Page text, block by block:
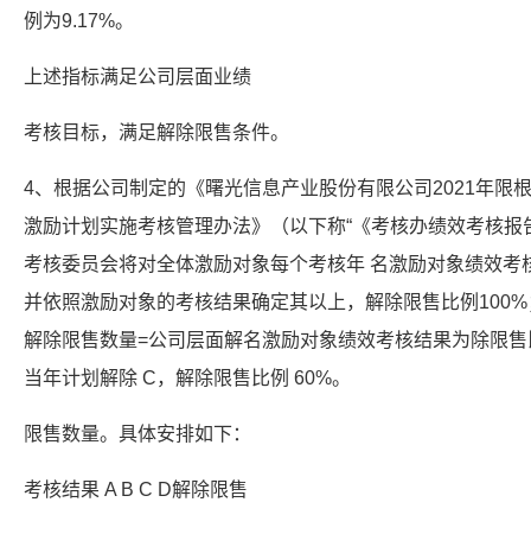
例为9.17%。
上述指标满足公司层面业绩
考核目标，满足解除限售条件。
4、根据公司制定的《曙光信息产业股份有限公司2021年限
激励计划实施考核管理办法》（以下称“《考核办绩效考核
考核委员会将对全体激励对象每个考核年 名激励对象绩效
并依照激励对象的考核结果确定其以上，解除限售比例
解除限售数量=公司层面解名激励对象绩效考核结果为除限
当年计划解除 C，解除限售比例 60%。
限售数量。具体安排如下：
考核结果 A B C D解除限售